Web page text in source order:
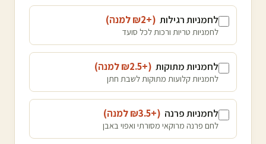
לחמניות רגילות (+₪
2 למנה)
לחמניות טריות ורכות לכל סועד
לחמניות מתוקות (+₪
2.5 למנה)
לחמניות קלועות מתוקות לשבת חתן
לחמניות פרנה (+₪
3.5 למנה)
לחם פרנה מרוקאי מסורתי ואפוי באבן